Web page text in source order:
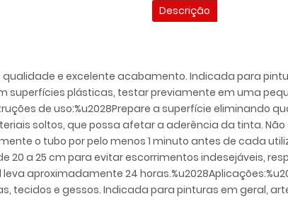
Descrição
e excelente acabamento. Indicada para
superfícies plásticas, testar previamente em uma
de uso:%u2028Prepare a superfície eliminando
soltos, que possa afetar a aderência da tinta.
o tubo por pelo menos 1 minuto antes de cada
20 a 25 cm para evitar escorrimentos indesejáveis,
aproximadamente 24
tecidos e gessos. Indicada para pinturas em geral,